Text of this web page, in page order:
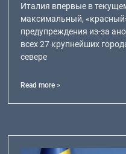
Италия впервые в
максимальный,
предупреждения из-за
всех 27 крупнейших
севере
Read more >